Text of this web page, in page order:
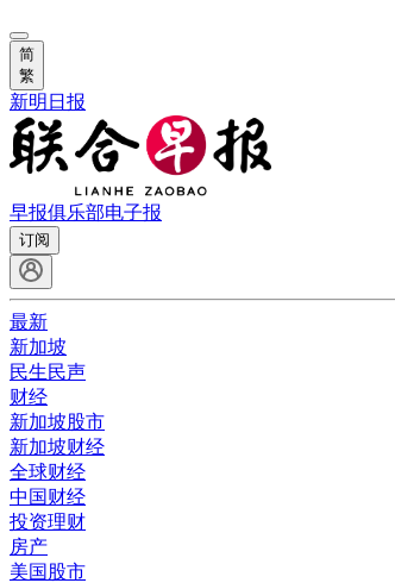
简
繁
新明日报
早报俱乐部电子报
订阅
最新
新加坡
民生民声
财经
新加坡股市
新加坡财经
全球财经
中国财经
投资理财
房产
美国股市